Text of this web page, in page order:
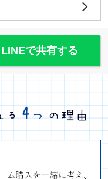
LINEで共有する